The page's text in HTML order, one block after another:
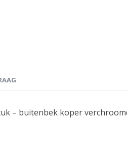
– buitenbek koper